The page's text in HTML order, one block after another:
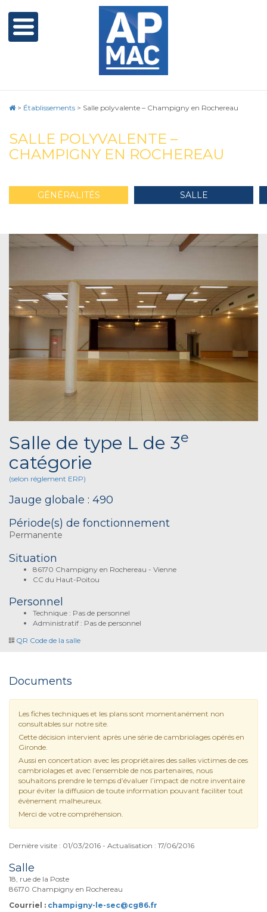
> Établissements > Salle polyvalente – Champigny en Rochereau
SALLE POLYVALENTE –
CHAMPIGNY EN ROCHEREAU
GÉNÉRALITÉS SALLE
Salle de type L de 3e
catégorie
(selon réglement ERP)
Jauge globale : 490
Période(s) de fonctionnement
Permanente
Situation
86170 Champigny en Rochereau - Vienne
CC du Haut-Poitou
Personnel
Technique : Pas de personnel
Administratif : Pas de personnel
QR Code de la salle
Documents
Les fiches techniques et les plans sont momentanément non
consultables sur notre site.
Cette décision intervient après une série de cambriolages opérés en
Gironde.
Aussi en concertation avec les propriétaires des salles victimes de ces
cambriolages et avec l’ensemble de nos partenaires, nous
souhaitons prendre le temps d’évaluer l’impact de notre inventaire
pour éviter la diffusion de toute information pouvant faciliter tout
évènement malheureux.
Merci de votre compréhension.
Dernière visite : 01/03/2016 - Actualisation : 17/06/2016
Salle
18, rue de la Poste
86170 Champigny en Rochereau
Courriel : champigny-le-sec@cg86.fr